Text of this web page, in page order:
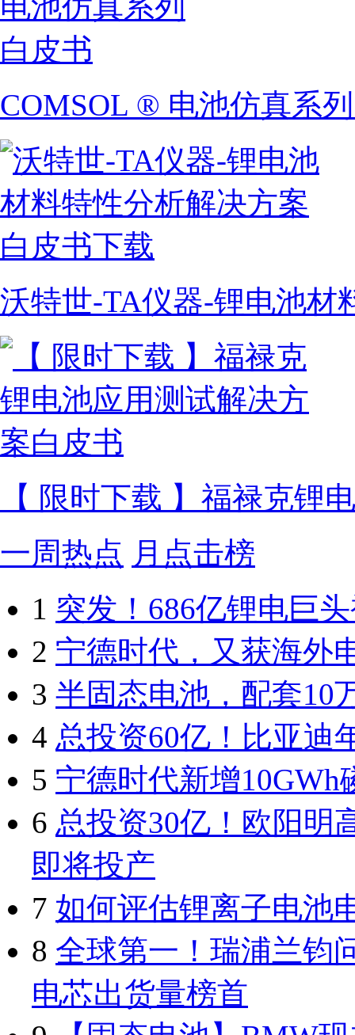
COMSOL ® 电池仿真系
沃特世-TA仪器-锂电池材
【 限时下载 】福禄克锂
一周热点 月点击榜
1 突发！686亿锂电巨
2 宁德时代，又获海外
3 半固态电池，配套10
4 总投资60亿！比亚迪
5 宁德时代新增
6 总投资30亿！欧阳明
即将投产
7 如何评估锂离子电池
8 全球第一！瑞浦兰钧
电芯出货量榜首